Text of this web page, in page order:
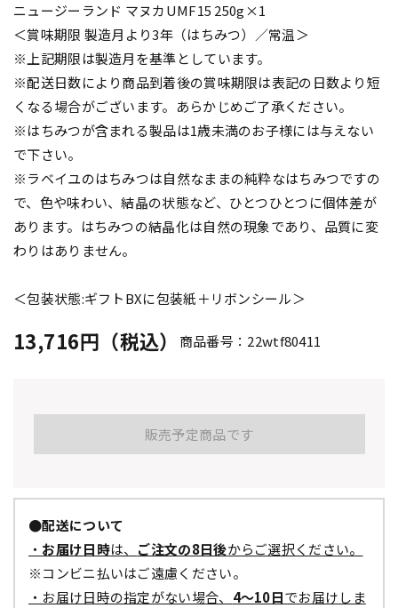
ニュージーランド マヌカUMF15 250g×1
＜賞味期限 製造月より3年（はちみつ）／常温＞
※上記期限は製造月を基準としています。
※配送日数により商品到着後の賞味期限は表記の日数より短
くなる場合がございます。あらかじめご了承ください。
※はちみつが含まれる製品は1歳未満のお子様には与えない
で下さい。
※ラベイユのはちみつは自然なままの純粋なはちみつですの
で、色や味わい、結晶の状態など、ひとつひとつに個体差が
あります。はちみつの結晶化は自然の現象であり、品質に変
わりはありません。
＜包装状態:ギフトBXに包装紙＋リボンシール＞
13,716円（税込） 商品番号：22wtf80411
販売予定商品です
●配送について
・ お届け日時は、 ご注文の8日後からご選択ください。
※コンビニ払いはご遠慮ください。
・お届け日時の指定がない場合、 4～10日でお届けしま